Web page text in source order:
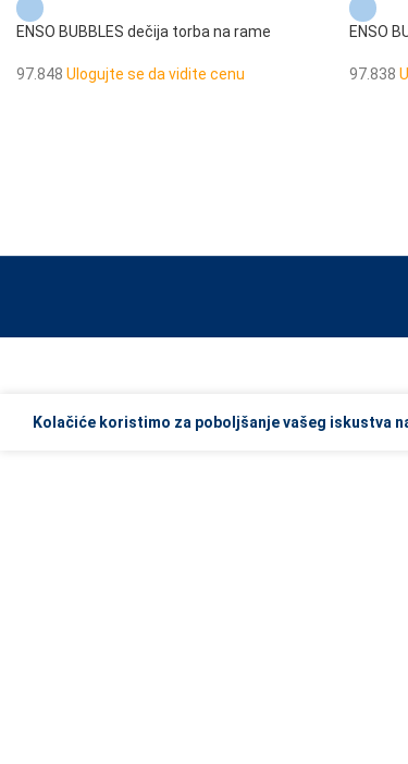
ENSO BUBBLES dečija torba na rame
97.848 Ulogujte se da vidite cenu
ENSO
97.838
Kolačiće koristimo za poboljšanje vašeg iskustva